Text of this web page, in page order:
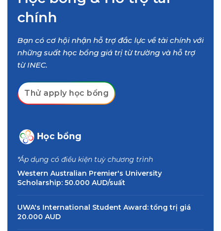
chính
Bạn có cơ hội nhận hỗ trợ đắc lực về tài chính với
những suất học bổng giá trị từ trường và hỗ trợ
từ INEC.
Thử apply học bổng
Học bổng
*Áp dụng có điều kiện tuỳ chương trình
Western Australian Premier's University
Scholarship: 50.000 AUD/suất
UWA's International Student Award: tổng trị giá
20.000 AUD